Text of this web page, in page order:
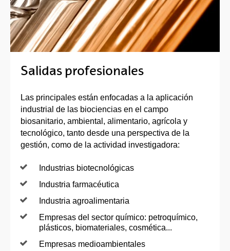
Salidas profesionales
Las principales están enfocadas a la aplicación
industrial de las biociencias en el campo
biosanitario, ambiental, alimentario, agrícola y
tecnológico, tanto desde una perspectiva de la
gestión, como de la actividad investigadora:
Industrias biotecnológicas
Industria farmacéutica
Industria agroalimentaria
Empresas del sector químico: petroquímico,
plásticos, biomateriales, cosmética...
Empresas medioambientales